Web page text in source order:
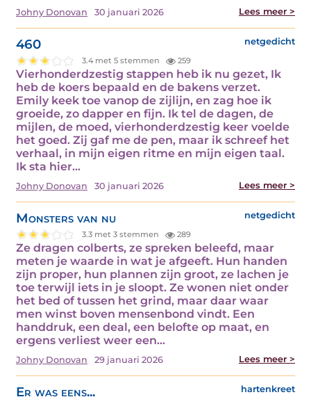
Johny Donovan 30 januari 2026 Lees meer >
460 netgedicht
3.4 met 5 stemmen 259
Vierhonderdzestig stappen heb ik nu gezet, Ik
heb de koers bepaald en de bakens verzet.
Emily keek toe vanop de zijlijn, en zag hoe ik
groeide, zo dapper en fijn. Ik tel de dagen, de
mijlen, de moed, vierhonderdzestig keer voelde
het goed. Zij gaf me de pen, maar ik schreef het
verhaal, in mijn eigen ritme en mijn eigen taal.
Ik sta hier…
Johny Donovan 30 januari 2026 Lees meer >
Monsters van nu netgedicht
3.3 met 3 stemmen 289
Ze dragen colberts, ze spreken beleefd, maar
meten je waarde in wat je afgeeft. Hun handen
zijn proper, hun plannen zijn groot, ze lachen je
toe terwijl iets in je sloopt. Ze wonen niet onder
het bed of tussen het grind, maar daar waar
men winst boven mensenbond vindt. Een
handdruk, een deal, een belofte op maat, en
ergens verliest weer een…
Johny Donovan 29 januari 2026 Lees meer >
Er was eens... hartenkreet